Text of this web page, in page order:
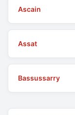
Ascain
Assat
Bassussarry